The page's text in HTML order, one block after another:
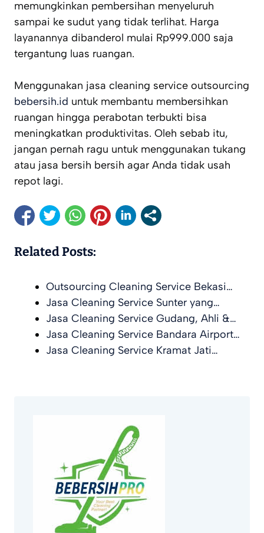
memungkinkan pembersihan menyeluruh
sampai ke sudut yang tidak terlihat. Harga
layanannya dibanderol mulai Rp999.000 saja
tergantung luas ruangan.
Menggunakan jasa cleaning service outsourcing
bebersih.id untuk membantu membersihkan
ruangan hingga perabotan terbukti bisa
meningkatkan produktivitas. Oleh sebab itu,
jangan pernah ragu untuk menggunakan tukang
atau jasa bersih bersih agar Anda tidak usah
repot lagi.
Related Posts:
Outsourcing Cleaning Service Bekasi…
Jasa Cleaning Service Sunter yang…
Jasa Cleaning Service Gudang, Ahli &…
Jasa Cleaning Service Bandara Airport…
Jasa Cleaning Service Kramat Jati…